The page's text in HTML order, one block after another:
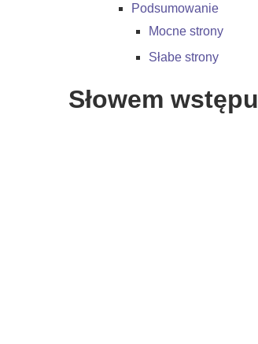
Podsumowanie
Mocne strony
Słabe strony
Słowem wstępu